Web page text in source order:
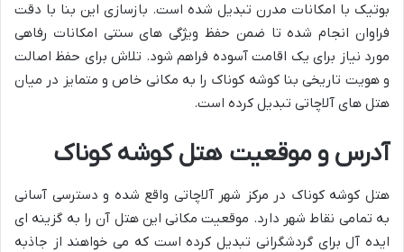
بوتیک با امکانات مدرن تبدیل شده است. بازسازی این بنا با دقت
فراوان انجام شده تا ضمن حفظ ویژگی های سنتی امکانات رفاهی
مورد نیاز برای یک اقامت آسوده فراهم شود. تلاش برای حفظ اصالت
و هویت تاریخی بنا کوشه کوناک را به مکانی خاص و متمایز در میان
هتل های آلاچاتی تبدیل کرده است.
آدرس و موقعیت هتل کوشه کوناک
هتل کوشه کوناک در مرکز شهر آلاچاتی واقع شده و دسترسی آسانی
به تمامی نقاط شهر دارد. موقعیت مکانی این هتل آن را به گزینه ای
ایده آل برای گردشگرانی تبدیل کرده است که می خواهند از جاذبه